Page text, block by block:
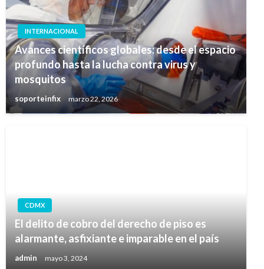
INTERNACIONAL
Avances científicos globales: desde el espacio
profundo hasta la lucha contra virus y
mosquitos
soporteinfix marzo 22, 2026
CDMX
El delito de cobro del derecho de piso es
alarmante, asfixiante e imparable en el país
admin mayo 3, 2024